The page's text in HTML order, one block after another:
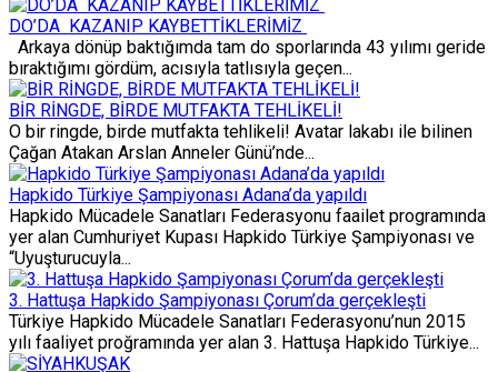
DO’DA KAZANIP KAYBETTİKLERİMİZ
Arkaya dönüp baktığımda tam do sporlarında 43 yılımı geride
bıraktığımı gördüm, acısıyla tatlısıyla geçen...
BİR RİNGDE, BİRDE MUTFAKTA TEHLİKELİ!
O bir ringde, birde mutfakta tehlikeli! Avatar lakabı ile bilinen
Çağan Atakan Arslan Anneler Günü’nde...
Hapkido Türkiye Şampiyonası Adana’da yapıldı
Hapkido Mücadele Sanatları Federasyonu faailet programında
yer alan Cumhuriyet Kupası Hapkido Türkiye Şampiyonası ve
“Uyuşturucuyla...
3. Hattuşa Hapkido Şampiyonası Çorum’da gerçekleşti
Türkiye Hapkido Mücadele Sanatları Federasyonu’nun 2015
yılı faaliyet proğramında yer alan 3. Hattuşa Hapkido Türkiye...